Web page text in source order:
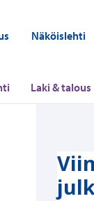
Näköislehti
Laki & talous